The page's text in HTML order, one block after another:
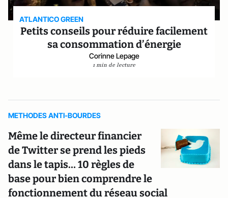
ATLANTICO GREEN
Petits conseils pour réduire facilement
sa consommation d’énergie
Corinne Lepage
1 min de lecture
METHODES ANTI-BOURDES
Même le directeur financier
de Twitter se prend les pieds
dans le tapis… 10 règles de
base pour bien comprendre le
fonctionnement du réseau social